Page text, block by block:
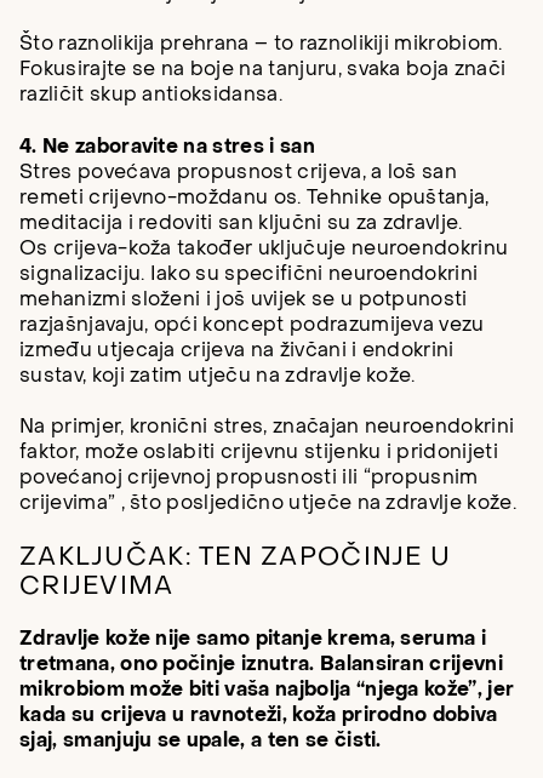
Što raznolikija prehrana – to raznolikiji mikrobiom.
Fokusirajte se na boje na tanjuru, svaka boja znači
različit skup antioksidansa.
4. Ne zaboravite na stres i san
Stres povećava propusnost crijeva, a loš san
remeti crijevno-moždanu os. Tehnike opuštanja,
meditacija i redoviti san ključni su za zdravlje.
Os crijeva-koža također uključuje neuroendokrinu
signalizaciju. Iako su specifični neuroendokrini
mehanizmi složeni i još uvijek se u potpunosti
razjašnjavaju, opći koncept podrazumijeva vezu
između utjecaja crijeva na živčani i endokrini
sustav, koji zatim utječu na zdravlje kože.
Na primjer, kronični stres, značajan neuroendokrini
faktor, može oslabiti crijevnu stijenku i pridonijeti
povećanoj crijevnoj propusnosti ili “propusnim
crijevima” , što posljedično utječe na zdravlje kože.
ZAKLJUČAK: TEN ZAPOČINJE U
CRIJEVIMA
Zdravlje kože nije samo pitanje krema, seruma i
tretmana, ono počinje iznutra. Balansiran crijevni
mikrobiom može biti vaša najbolja “njega kože”, jer
kada su crijeva u ravnoteži, koža prirodno dobiva
sjaj, smanjuju se upale, a ten se čisti.